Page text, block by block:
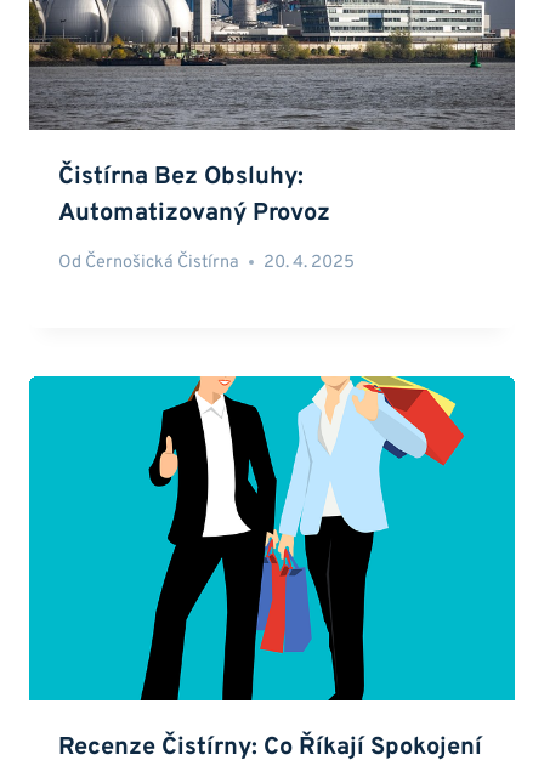
Čistírna Bez Obsluhy:
Automatizovaný Provoz
Od Černošická Čistírna 20. 4. 2025
Recenze Čistírny: Co Říkají Spokojení